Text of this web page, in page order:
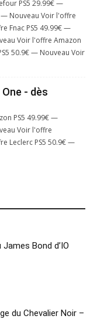
PS5 29.99€ —
— Nouveau Voir l'offre
Fnac PS5 49.99€ —
Voir l'offre Amazon
50.9€ — Nouveau Voir
One - dès
PS5 49.99€ —
Voir l'offre
Leclerc PS5 50.9€ —
Bond d’IO
du Chevalier Noir –